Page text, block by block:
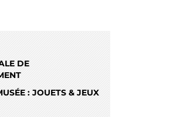
DE
: JOUETS & JEUX